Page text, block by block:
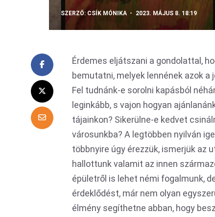
SZERZŐ: CSÍK MÓNIKA 2023. MÁJUS 8. 18:19
Érdemes eljátszani a gondolattal,
bemutatni, melyek lennének azok
Fel tudnánk-e sorolni kapásból
leginkább, s vajon hogyan
tájainkon? Sikerülne-e kedvet
városunkba? A legtöbben nyilván
többnyire úgy érezzük, ismerjük az
hallottunk valamit az innen
épületről is lehet némi fogalmunk,
érdeklődést, már nem olyan
élmény segíthetne abban, hogy